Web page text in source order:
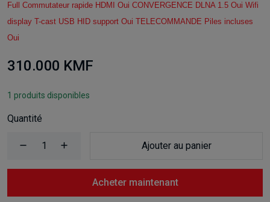
Full Commutateur rapide HDMI Oui CONVERGENCE DLNA 1.5 Oui Wifi
display T-cast USB HID support Oui TELECOMMANDE Piles incluses
Oui
310.000 KMF
1 produits disponibles
Quantité
Ajouter au panier
Acheter maintenant